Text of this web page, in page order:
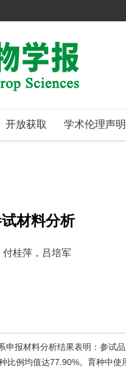
开放获取 学术伦理声明
材料分析
桂萍，吕培军
报材料分析结果表明：参试
例均值达77.90%。育种中使